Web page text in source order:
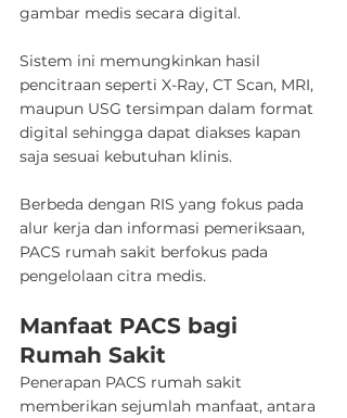
gambar medis secara digital.
Sistem ini memungkinkan hasil
pencitraan seperti X-Ray, CT Scan, MRI,
maupun USG tersimpan dalam format
digital sehingga dapat diakses kapan
saja sesuai kebutuhan klinis.
Berbeda dengan RIS yang fokus pada
alur kerja dan informasi pemeriksaan,
PACS rumah sakit berfokus pada
pengelolaan citra medis.
Manfaat PACS bagi
Rumah Sakit
Penerapan PACS rumah sakit
memberikan sejumlah manfaat, antara